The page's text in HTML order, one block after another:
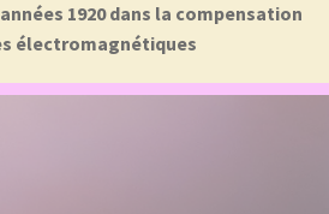
1920 dans la compensation
électromagnétiques